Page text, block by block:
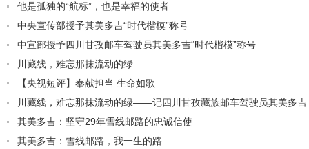
他是孤独的“航标”，也是幸福的使者
中央宣传部授予其美多吉“时代楷模”称号
中宣部授予四川甘孜邮车驾驶员其美多吉“时代楷模”称号
川藏线，难忘那抹流动的绿
【央视短评】奉献担当 生命如歌
川藏线，难忘那抹流动的绿——记四川甘孜藏族邮车驾驶员其美多吉
其美多吉：坚守29年雪线邮路的忠诚信使
其美多吉：雪线邮路，我一生的路